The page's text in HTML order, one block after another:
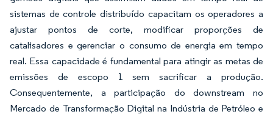
sistemas de controle distribuído capacitam os operadores a
ajustar pontos de corte, modificar proporções de
catalisadores e gerenciar o consumo de energia em tempo
real. Essa capacidade é fundamental para atingir as metas de
emissões de escopo 1 sem sacrificar a produção.
Consequentemente, a participação do downstream no
Mercado de Transformação Digital na Indústria de Petróleo e